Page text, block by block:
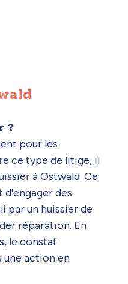
?
pour les
ce type de litige, il
à Ostwald. Ce
des
par un huissier de
réparation. En
le constat
une action en